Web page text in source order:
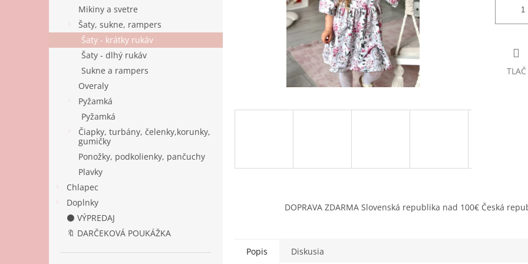
Mikiny a svetre
Šaty, sukne, rampers
Šaty - krátky rukáv
Šaty - dlhý rukáv
Sukne a rampers
Overaly
Pyžamká
Pyžamká
Čiapky, turbány, čelenky,korunky,
gumičky
Ponožky, podkolienky, pančuchy
Plavky
Chlapec
Doplnky
⚫ VÝPREDAJ
🔖 DARČEKOVÁ POUKÁŽKA
TLAČ
DOPRAVA ZDARMA Slovenská republika nad 100€ Česká
Popis Diskusia